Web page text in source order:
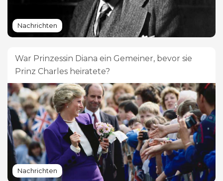
Nachrichten
War Prinzessin Diana ein Gemeiner, bevor sie
Prinz Charles heiratete?
Nachrichten